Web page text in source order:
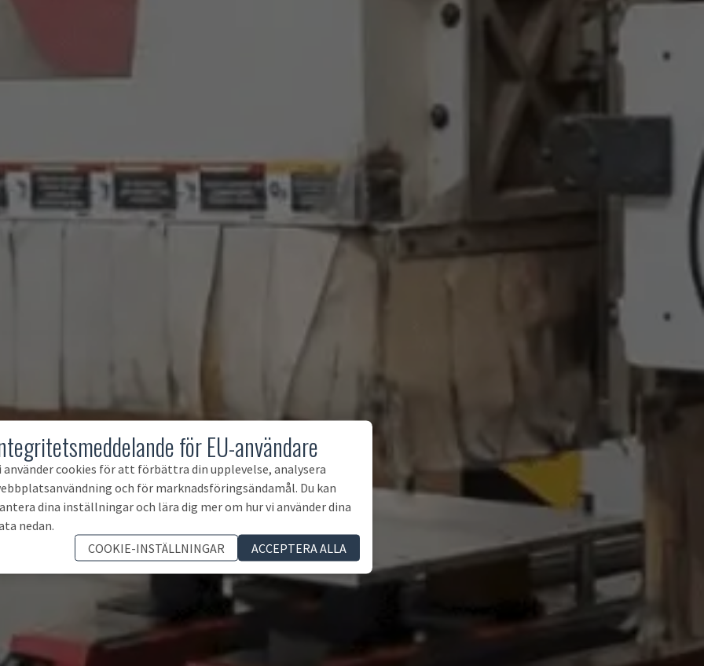
för EU-användare
använder cookies för att förbättra din upplevelse, analysera
och för marknadsföringsändamål. Du kan
dina inställningar och lära dig mer om hur vi använder dina
nedan.
COOKIE-INSTÄLLNINGAR
ACCEPTERA ALLA